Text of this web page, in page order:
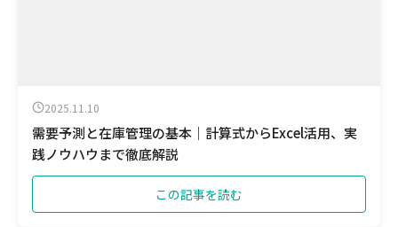
2025.11.10
需要予測と在庫管理の基本｜計算式からExcel活用、実
践ノウハウまで徹底解説
この記事を読む